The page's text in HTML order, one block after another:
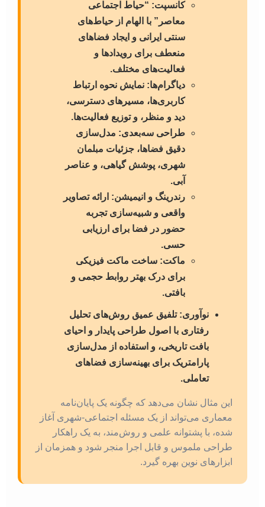
کانسپت: “حیاط اجتماعی
معاصر” با الهام از حیاط‌های
سنتی ایرانی و ایجاد فضاهای
منعطف برای رویدادها و
فعالیت‌های مختلف.
دیاگرام‌ها: نمایش نحوه ارتباط
کاربری‌ها، مسیرهای دسترسی،
دید و منظر، و توزیع فعالیت‌ها.
طراحی سه‌بعدی: مدل‌سازی
دقیق فضاها، جزئیات مبلمان
شهری، پوشش گیاهی، و عناصر
آبی.
رندرینگ و انیمیشن: ارائه تصاویر
واقعی و شبیه‌سازی تجربه
حضور در فضا برای ارزیابی
حسی.
ماکت: ساخت ماکت فیزیکی
برای درک بهتر روابط حجمی و
بافتی.
نوآوری: تلفیق عمیق روش‌های تحلیل
رفتاری با اصول طراحی پایدار و احیای
بافت تاریخی، و استفاده از مدل‌سازی
پارامتریک برای بهینه‌سازی فضاهای
تعاملی.
این مثال نشان می‌دهد که چگونه یک پایان‌نامه
معماری می‌تواند از یک مسئله اجتماعی-شهری آغاز
شده، با پشتوانه علمی و روش‌مند، به یک راهکار
طراحی ملموس و قابل اجرا منجر شود و همزمان از
ابزارهای نوین بهره گیرد.